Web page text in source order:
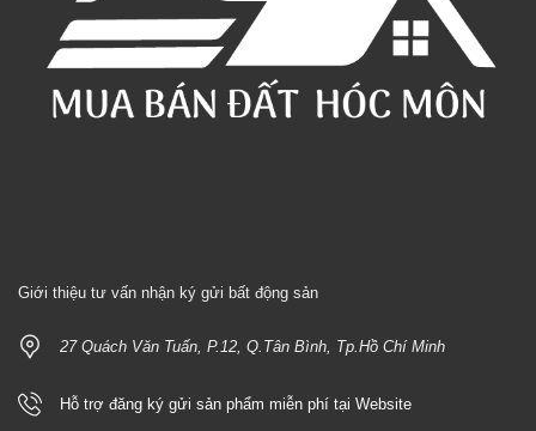
Giới thiệu tư vấn nhận ký gửi bất động sản
27 Quách Văn Tuấn, P.12, Q.Tân Bình, Tp.Hồ Chí Minh
Hỗ trợ đăng ký gửi sản phẩm miễn phí tại Website